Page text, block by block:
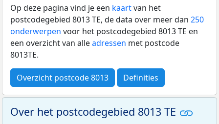
Op deze pagina vind je een kaartvan het
postcodegebied 8013 TE, de data over meer dan 250
onderwerpen voor het postcodegebied 8013 TE en
een overzicht van alleadressen met postcode
8013TE.
Overzicht postcode 8013 Definities
Over het postcodegebied 8013 TE